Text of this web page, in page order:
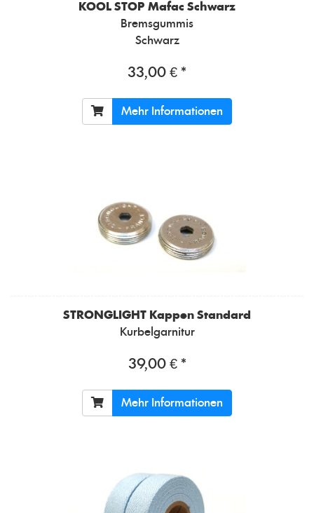
KOOL STOP Mafac Schwarz
Bremsgummis
Schwarz
33,00 € *
Mehr Informationen
STRONGLIGHT Kappen Standard
Kurbelgarnitur
39,00 € *
Mehr Informationen